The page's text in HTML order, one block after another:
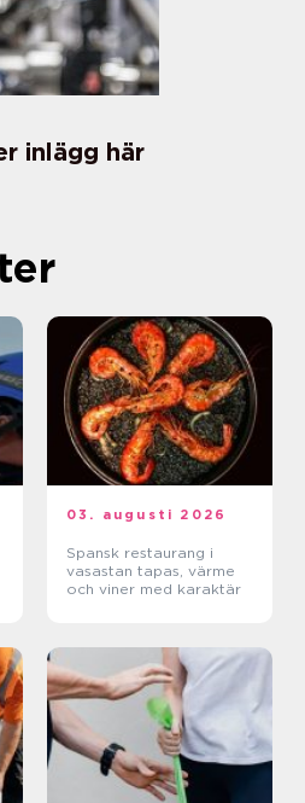
inlägg här
03. augusti 2026
Spansk restaurang i
vasastan tapas, värme
och viner med karaktär